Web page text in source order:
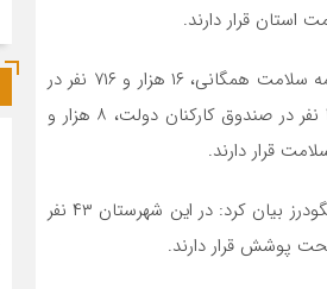
وی تصریح کرد: از جمعیت تحت پوشش در صندوق ایرانیان ۱۷۸ نفر، در صندوق بیمه سلامت همگانی، ۱۶ هزار و ۷۱۶ نفر در
صندوق روستاییان و عشایر، ۴۸ هزار و ۶۷۰ نفر در صندوق سایر اقشار، ۲ هزار و ۴۴۰ نفر در صندوق کارکنان دولت، ۸ هزار و
مدیرکل بیمه سلامت لرستان با اشاره به وجود ۱۱۸ نفر بیماران خاص در شهرستان الیگودرز بیان کرد: در این شهرستان ۴۳ نفر